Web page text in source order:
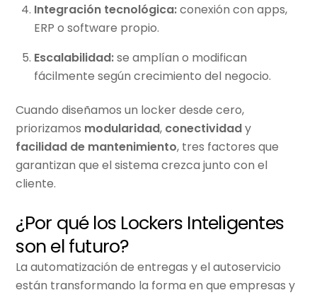
Integración tecnológica:conexión con apps,
ERP o software propio.
Escalabilidad:se amplían o modifican
fácilmente según crecimiento del negocio.
Cuando diseñamos un locker desde cero,
priorizamos modularidad, conectividady
facilidad de mantenimiento, tres factores que
garantizan que el sistema crezca junto con el
cliente.
¿Por qué los Lockers Inteligentes
son el futuro?
La automatización de entregas y el autoservicio
están transformando la forma en que empresas y